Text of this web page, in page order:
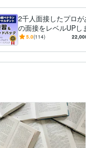
2千人面接したプロが
の面接をレベルUPし
擬面接とフィードバ
5.0(114)